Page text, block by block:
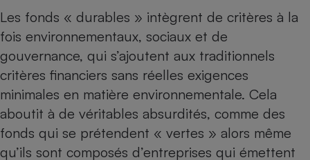
Les fonds « durables » intègrent de critères à la
fois environnementaux, sociaux et de
gouvernance, qui s’ajoutent aux traditionnels
critères financiers sans réelles exigences
minimales en matière environnementale. Cela
aboutit à de véritables absurdités, comme des
fonds qui se prétendent « vertes » alors même
qu’ils sont composés d’entreprises qui émettent
Climatiseur -
Ventilateur
Antivirus
Ventilateur